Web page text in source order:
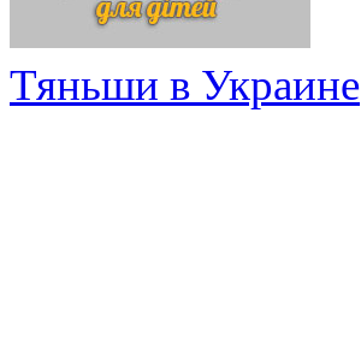
Тяньши в Украине